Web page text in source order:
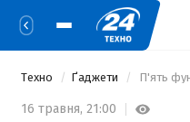
Техно Ґаджети
16 травня, 21:00